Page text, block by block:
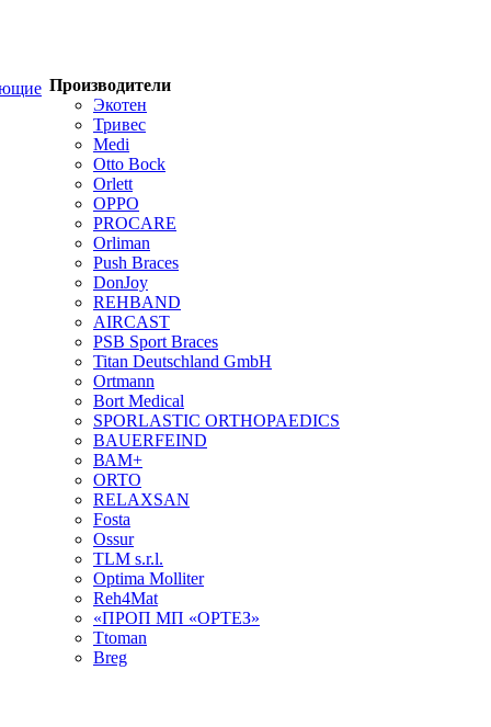
Производители
Экотен
Тривес
Medi
Otto Bock
Orlett
OPPO
PROCARE
Orliman
Push Braces
DonJoy
REHBAND
AIRCAST
PSB Sport Braces
Titan Deutschland GmbH
Ortmann
Bort Medical
SPORLASTIC ORTHOPAEDICS
BAUERFEIND
ВАМ+
ORTO
RELAXSAN
Fosta
Ossur
TLM s.r.l.
Optima Molliter
Reh4Mat
«ПРОП МП «ОРТЕЗ»
Ttoman
Breg